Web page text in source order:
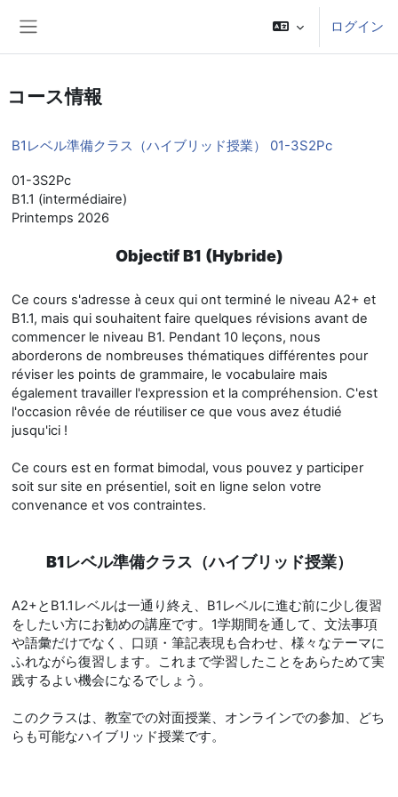
ログイン
コース情報
B1レベル準備クラス（ハイブリッド授業） 01-3S2Pc
01-3S2Pc
B1.1 (intermédiaire)
Printemps 2026
Objectif B1 (Hybride)
Ce cours s'adresse à ceux qui ont terminé le niveau A2+ et
B1.1, mais qui souhaitent faire quelques révisions avant de
commencer le niveau B1. Pendant 10 leçons, nous
aborderons de nombreuses thématiques différentes pour
réviser les points de grammaire, le vocabulaire mais
également travailler l'expression et la compréhension. C'est
l'occasion rêvée de réutiliser ce que vous avez étudié
jusqu'ici !
Ce cours est en format bimodal, vous pouvez y participer
soit sur site en présentiel, soit en ligne selon votre
convenance et vos contraintes.
B1レベル準備クラス（ハイブリッド授業）
A2+とB1.1レベルは一通り終え、B1レベルに進む前に少し復習
をしたい方にお勧めの講座です。1学期間を通して、文法事項
や語彙だけでなく、口頭・筆記表現も合わせ、様々なテーマに
ふれながら復習します。これまで学習したことをあらためて実
践するよい機会になるでしょう。
このクラスは、教室での対面授業、オンラインでの参加、どち
らも可能なハイブリッド授業です。